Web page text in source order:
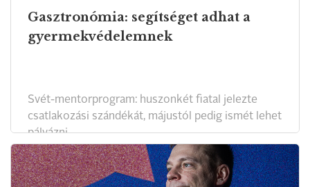
Gasztronómia: segítséget adhat a
gyermekvédelemnek
Svét-mentorprogram: huszonkét fiatal jelezte
csatlakozási szándékát, májustól pedig ismét lehet
pályázni.